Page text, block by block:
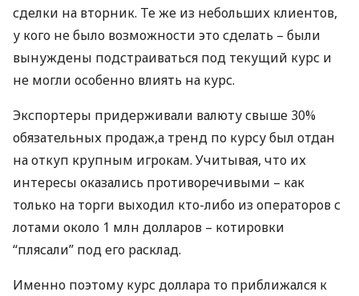
сделки на вторник. Те же из небольших клиентов,
у кого не было возможности это сделать – были
вынуждены подстраиваться под текущий курс и
не могли особенно влиять на курс.
Экспортеры придерживали валюту свыше 30%
обязательных продаж,а тренд по курсу был отдан
на откуп крупным игрокам. Учитывая, что их
интересы оказались противоречивыми – как
только на торги выходил кто-либо из операторов с
лотами около 1 млн долларов – котировки
“плясали” под его расклад.
Именно поэтому курс доллара то приближался к